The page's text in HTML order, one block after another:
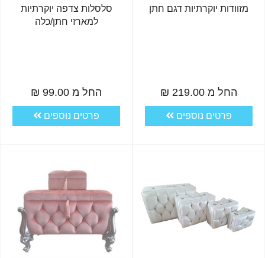
מזוודות יוקרתיות דגם חתן
החל מ 219.00 ₪
פרטים נוספים
סלסלות צדפה יוקרתיות
למארזי חתן/כלה
החל מ 99.00 ₪
פרטים נוספים